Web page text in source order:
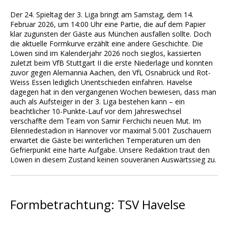
Der 24. Spieltag der 3. Liga bringt am Samstag, dem 14.
Februar 2026, um 14:00 Uhr eine Partie, die auf dem Papier
klar zugunsten der Gäste aus München ausfallen sollte. Doch
die aktuelle Formkurve erzählt eine andere Geschichte. Die
Löwen sind im Kalenderjahr 2026 noch sieglos, kassierten
zuletzt beim VfB Stuttgart II die erste Niederlage und konnten
zuvor gegen Alemannia Aachen, den VfL Osnabrück und Rot-
Weiss Essen lediglich Unentschieden einfahren. Havelse
dagegen hat in den vergangenen Wochen bewiesen, dass man
auch als Aufsteiger in der 3. Liga bestehen kann – ein
beachtlicher 10-Punkte-Lauf vor dem Jahreswechsel
verschaffte dem Team von Samir Ferchichi neuen Mut. Im
Eilenriedestadion in Hannover vor maximal 5.001 Zuschauern
erwartet die Gäste bei winterlichen Temperaturen um den
Gefrierpunkt eine harte Aufgabe. Unsere Redaktion traut den
Löwen in diesem Zustand keinen souveränen Auswärtssieg zu.
Formbetrachtung: TSV Havelse